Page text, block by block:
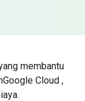
membantu
Cloud ,